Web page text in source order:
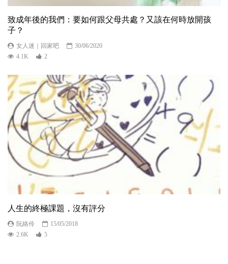
致成年後的我們：要如何跟父母共處？又該在何時放開孩
子？
女人迷｜回家吧
30/06/2020
4.1K
2
人生的終極課題，沒有評分
阮絡伶
15/05/2018
2.6K
5